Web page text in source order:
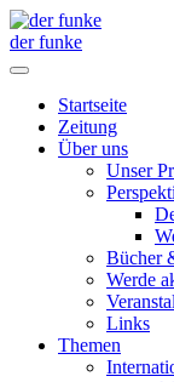
der funke
Startseite
Zeitung
Über uns
Unser
Bücher
Werde
Links
Themen